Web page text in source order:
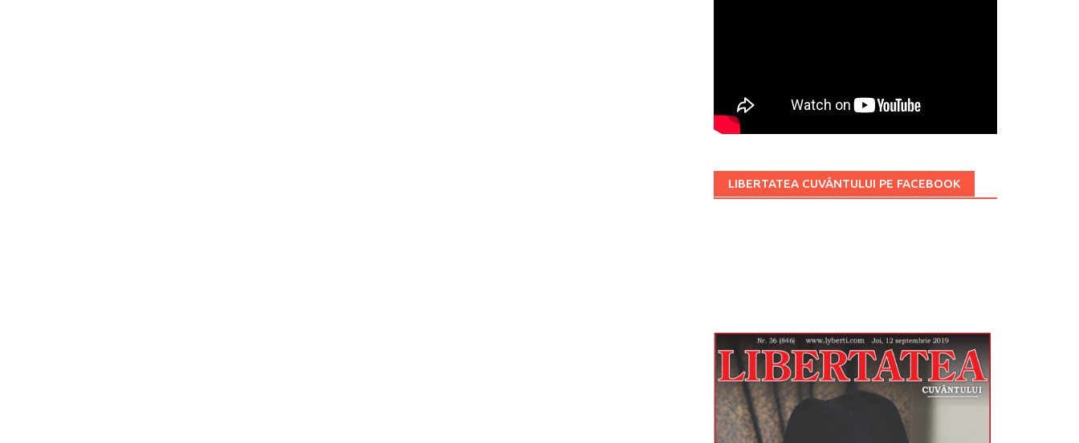
LIBERTATEA CUVÂNTULUI PE FACEBOOK